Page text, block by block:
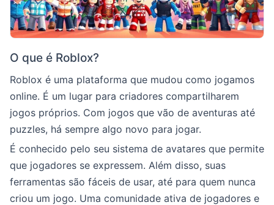
O que é Roblox?
Roblox é uma plataforma que mudou como jogamos
online. É um lugar para criadores compartilharem
jogos próprios. Com jogos que vão de aventuras até
puzzles, há sempre algo novo para jogar.
É conhecido pelo seu sistema de avatares que permite
que jogadores se expressem. Além disso, suas
ferramentas são fáceis de usar, até para quem nunca
criou um jogo. Uma comunidade ativa de jogadores e